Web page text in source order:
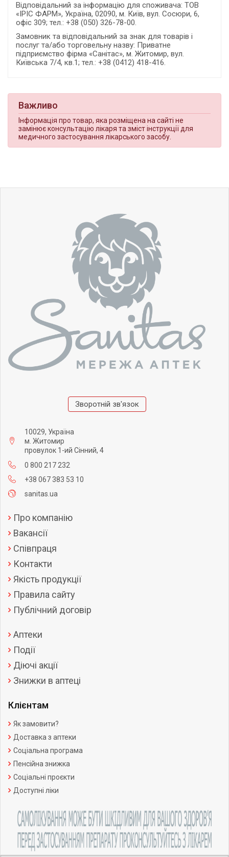
Відповідальний за інформацію для споживача: ТОВ
«ІРІС ФАРМ», Україна, 02090, м. Київ, вул. Сосюри, 6,
офіс 309; тел.: +38 (050) 326-78-00.
Замовник та відповідальний за знак для товарів і
послуг та/або торговельну назву: Приватне
підприємство фірма «Санітас», м. Житомир, вул.
Київська 7/4, кв.1; тел.: +38 (0412) 418-416.
Важливо
Інформація про товар, яка розміщена на сайті не
замінює консультацію лікаря та зміст інструкції для
медичного застосування лікарського засобу.
Зворотній зв'язок
10029, Україна
м. Житомир
провулок 1-ий Сінний, 4
0 800 217 232
+38 067 383 53 10
sanitas.ua
Про компанію
Вакансії
Співпраця
Контакти
Якість продукції
Правила сайту
Публічний договір
Аптеки
Події
Діючі акції
Знижки в аптеці
Клієнтам
Як замовити?
Доставка з аптеки
Соціальна програма
Пенсійна знижка
Соціальні проєкти
Доступні ліки